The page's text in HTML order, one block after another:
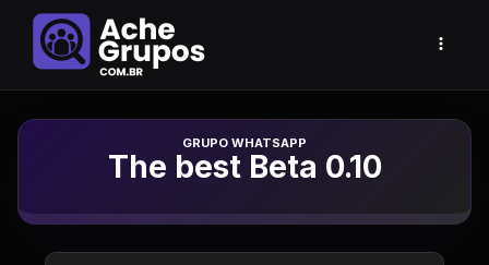
Grupo de Whatsapp
The best Beta 0.10